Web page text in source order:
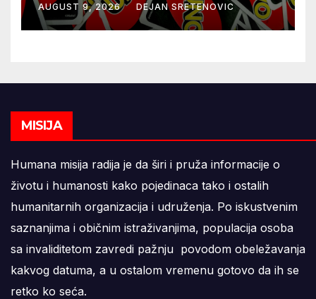
AUGUST 9, 2026 DEJAN SRETENOVIC
MISIJA
Humana misija radija je da širi i pruža informacije o
životu i humanosti kako pojedinaca tako i ostalih
humanitarnih organizacija i udruženja. Po iskustvenim
saznanjima i običnim istraživanjima, populacija osoba
sa invaliditetom zavredi pažnju povodom obeležavanja
kakvog datuma, a u ostalom vremenu gotovo da ih se
retko ko seća.